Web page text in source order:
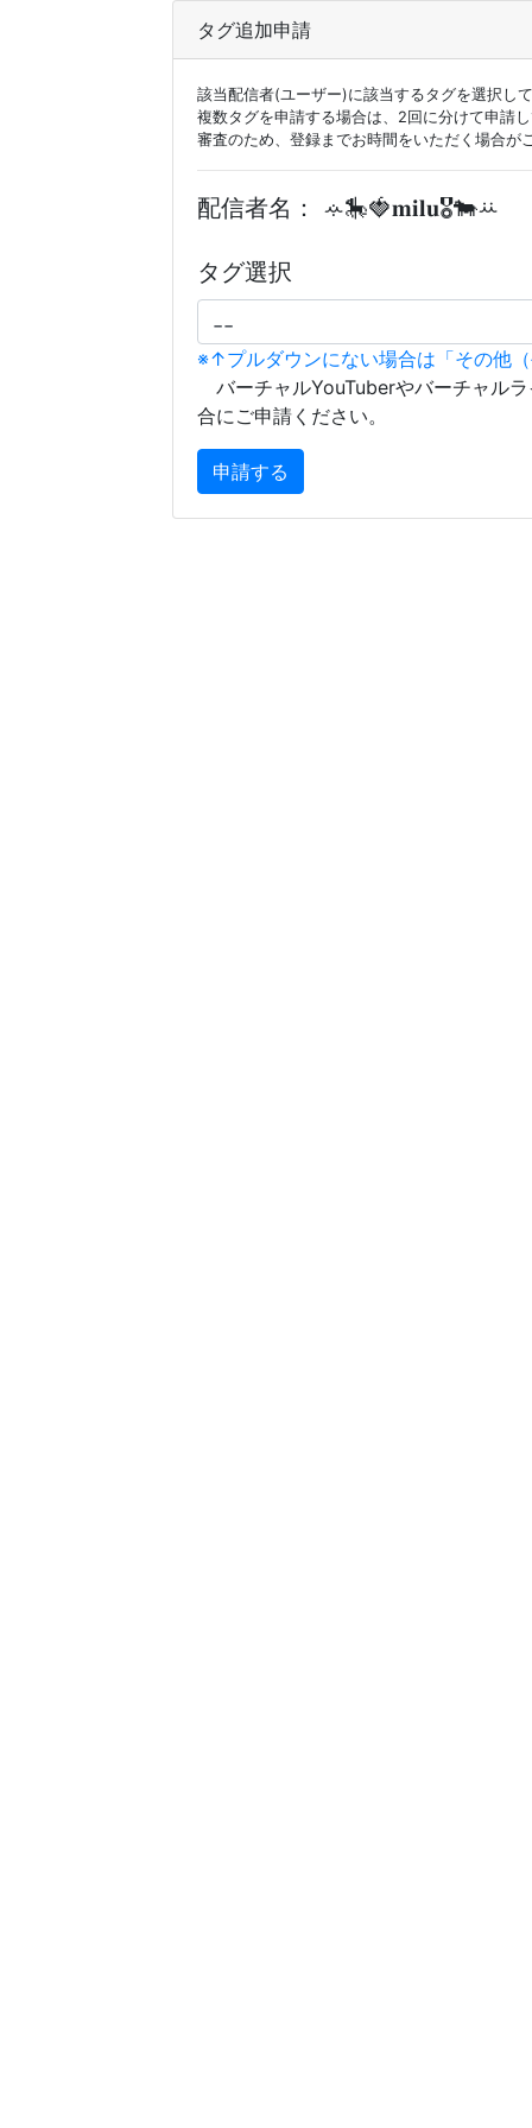
タグ追加申請
該当配信者(ユーザー)に該当するタグを選択し
複数タグを申請する場合は、2回に分けて申請
審査のため、登録までお時間をいただく場合が
配信者名： ꕂ🎠🍓𝐦𝐢𝐥𝐮🎖️🐄ꕁ
タグ選択
※↑プルダウンにない場合は「その他
バーチャルYouTuberやバーチャル
合にご申請ください。
申請する